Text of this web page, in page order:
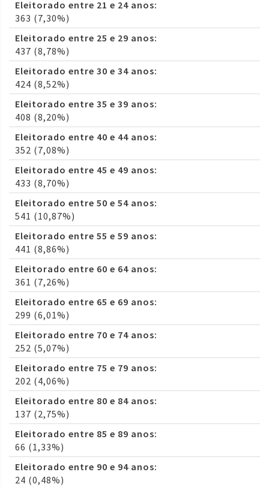
Eleitorado entre 21 e 24 anos:
363 (7,30%)
Eleitorado entre 25 e 29 anos:
437 (8,78%)
Eleitorado entre 30 e 34 anos:
424 (8,52%)
Eleitorado entre 35 e 39 anos:
408 (8,20%)
Eleitorado entre 40 e 44 anos:
352 (7,08%)
Eleitorado entre 45 e 49 anos:
433 (8,70%)
Eleitorado entre 50 e 54 anos:
541 (10,87%)
Eleitorado entre 55 e 59 anos:
441 (8,86%)
Eleitorado entre 60 e 64 anos:
361 (7,26%)
Eleitorado entre 65 e 69 anos:
299 (6,01%)
Eleitorado entre 70 e 74 anos:
252 (5,07%)
Eleitorado entre 75 e 79 anos:
202 (4,06%)
Eleitorado entre 80 e 84 anos:
137 (2,75%)
Eleitorado entre 85 e 89 anos:
66 (1,33%)
Eleitorado entre 90 e 94 anos:
24 (0,48%)